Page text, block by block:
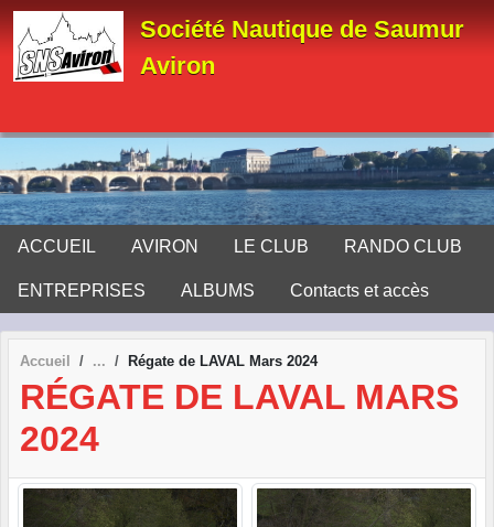
Société Nautique de Saumur
Aviron
ACCUEIL AVIRON LE CLUB RANDO CLUB
ENTREPRISES ALBUMS Contacts et accès
Accueil Régate de LAVAL Mars 2024
RÉGATE DE LAVAL MARS
2024
Panneau de gestion des cookies